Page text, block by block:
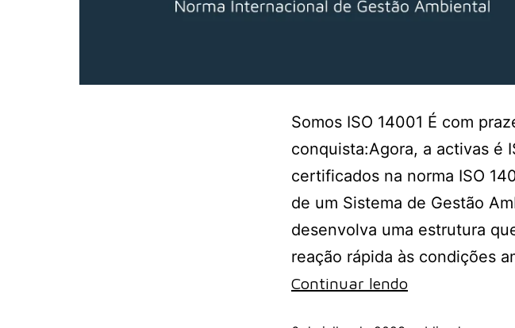
Somos ISO 14001 É com
conquista:Agora, a activas é
certificados na norma ISO
de um Sistema de Gestão
desenvolva uma estrutura
reação rápida às condições
Continuar lendo